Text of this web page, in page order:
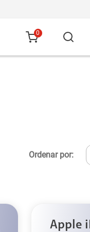
0
Ordenar por:
Apple